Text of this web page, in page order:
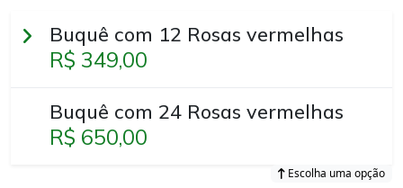
Buquê com 12 Rosas vermelhas
R$ 349,00
Buquê com 24 Rosas vermelhas
R$ 650,00
Escolha uma opção